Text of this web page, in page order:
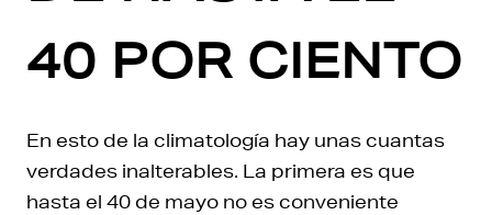
40 POR CIENTO
En esto de la climatología hay unas cuantas
verdades inalterables. La primera es que
hasta el 40 de mayo no es conveniente